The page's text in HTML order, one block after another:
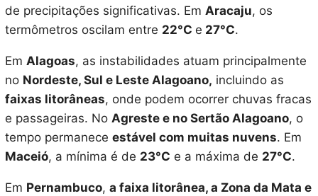
de precipitações significativas. Em Aracaju, os
termômetros oscilam entre 22°C e 27°C.
Em Alagoas, as instabilidades atuam principalmente
no Nordeste, Sul e Leste Alagoano, incluindo as
faixas litorâneas, onde podem ocorrer chuvas fracas
e passageiras. No Agreste e no Sertão Alagoano, o
tempo permanece estável com muitas nuvens. Em
Maceió, a mínima é de 23°C e a máxima de 27°C.
Em Pernambuco, a faixa litorânea, a Zona da Mata e